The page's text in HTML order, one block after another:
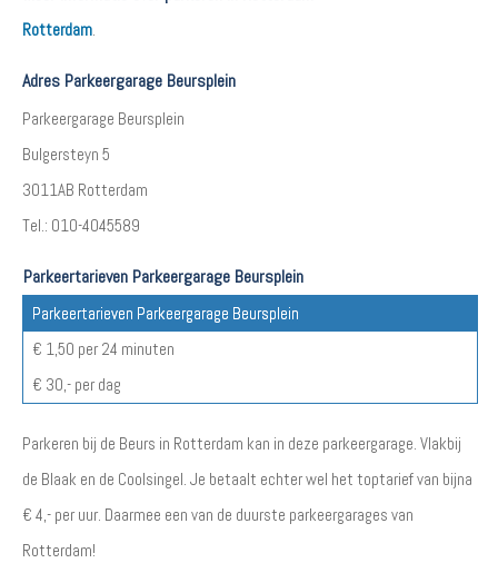
Rotterdam.
Adres Parkeergarage Beursplein
Parkeergarage Beursplein
Bulgersteyn 5
3011AB Rotterdam
Tel.: 010-4045589
Parkeertarieven Parkeergarage Beursplein
Parkeertarieven Parkeergarage Beursplein
€ 1,50 per 24 minuten
€ 30,- per dag
Parkeren bij de Beurs in Rotterdam kan in deze parkeergarage. Vlakbij
de Blaak en de Coolsingel. Je betaalt echter wel het toptarief van bijna
€ 4,- per uur. Daarmee een van de duurste parkeergarages van
Rotterdam!